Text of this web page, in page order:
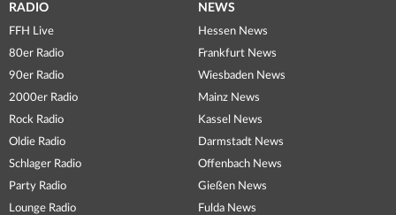
RADIO
FFH Live
80er Radio
90er Radio
2000er Radio
Rock Radio
Oldie Radio
Schlager Radio
Party Radio
Lounge Radio
NEWS
Hessen News
Frankfurt News
Wiesbaden News
Mainz News
Kassel News
Darmstadt News
Offenbach News
Gießen News
Fulda News